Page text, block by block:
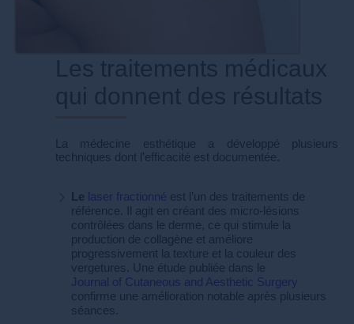
La médecine esthétique a développé plusieurs
techniques dont l’efficacité est documentée.
Le laser fractionné est l’un des traitements de
référence. Il agit en créant des micro-lésions
contrôlées dans le derme, ce qui stimule la
production de collagène et améliore
progressivement la texture et la couleur des
vergetures. Une étude publiée dans le
Journal of Cutaneous and Aesthetic Surgery
confirme une amélioration notable après plusieurs
séances.